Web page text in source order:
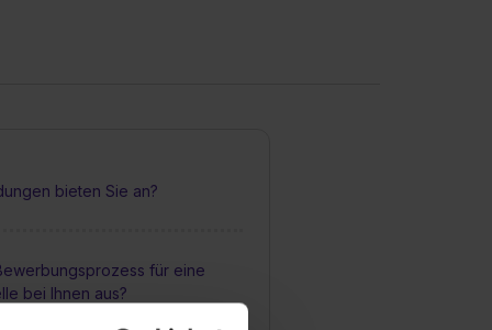
bieten Sie an?
für eine
bei Ihnen aus?